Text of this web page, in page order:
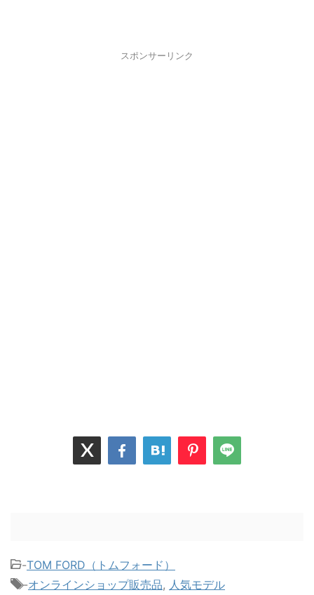
スポンサーリンク
-TOM FORD（トムフォード）
-オンラインショップ販売品, 人気モデル